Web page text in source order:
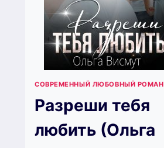
СОВРЕМЕННЫЙ ЛЮБОВНЫЙ РОМАН
Разреши тебя
любить (Ольга